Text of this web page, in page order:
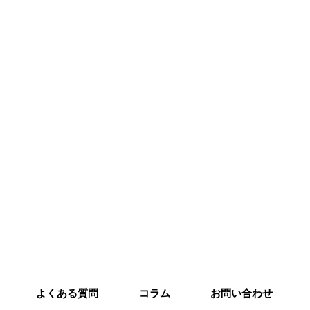
よくある質問 コラム お問い合わせ